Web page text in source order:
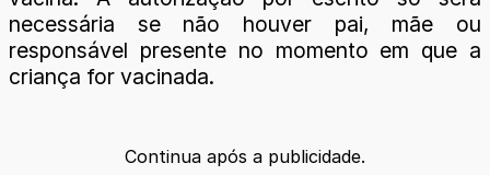
necessária se não houver pai, mãe ou
responsável presente no momento em que a
criança for vacinada.
Continua após a publicidade.